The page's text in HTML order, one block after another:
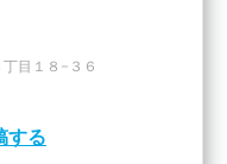
目１８−３６
する